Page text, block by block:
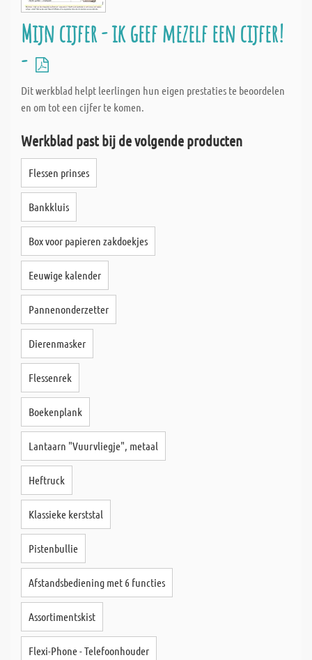
Mijn cijfer - ik geef mezelf een cijfer!
-
Dit werkblad helpt leerlingen hun eigen prestaties te beoordelen
en om tot een cijfer te komen.
Werkblad past bij de volgende producten
Flessen prinses
Bankkluis
Box voor papieren zakdoekjes
Eeuwige kalender
Pannenonderzetter
Dierenmasker
Flessenrek
Boekenplank
Lantaarn "Vuurvliegje", metaal
Heftruck
Klassieke kerststal
Pistenbullie
Afstandsbediening met 6 functies
Assortimentskist
Flexi-Phone - Telefoonhouder